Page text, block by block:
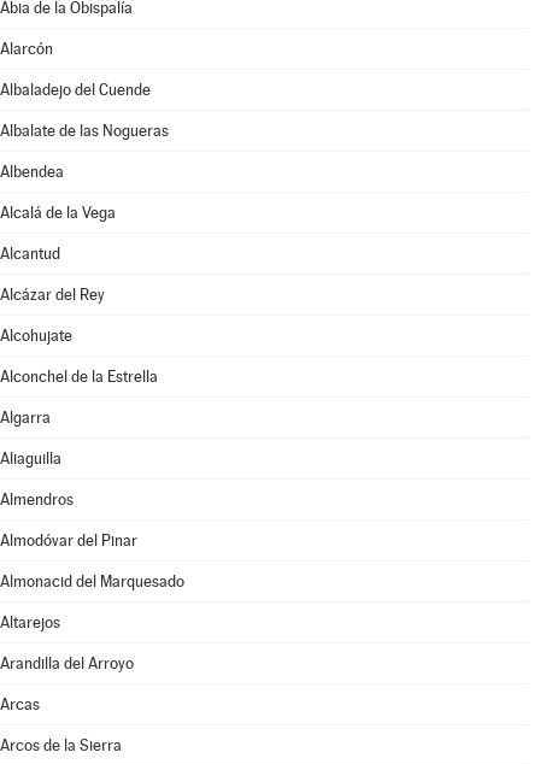
Abia de la Obispalía
Alarcón
Albaladejo del Cuende
Albalate de las Nogueras
Albendea
Alcalá de la Vega
Alcantud
Alcázar del Rey
Alcohujate
Alconchel de la Estrella
Algarra
Aliaguilla
Almendros
Almodóvar del Pinar
Almonacid del Marquesado
Altarejos
Arandilla del Arroyo
Arcas
Arcos de la Sierra